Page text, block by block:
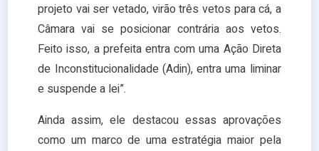
projeto vai ser vetado, virão três vetos para cá, a
Câmara vai se posicionar contrária aos vetos.
Feito isso, a prefeita entra com uma Ação Direta
de Inconstitucionalidade (Adin), entra uma liminar
e suspende a lei”.
Ainda assim, ele destacou essas aprovações
como um marco de uma estratégia maior pela